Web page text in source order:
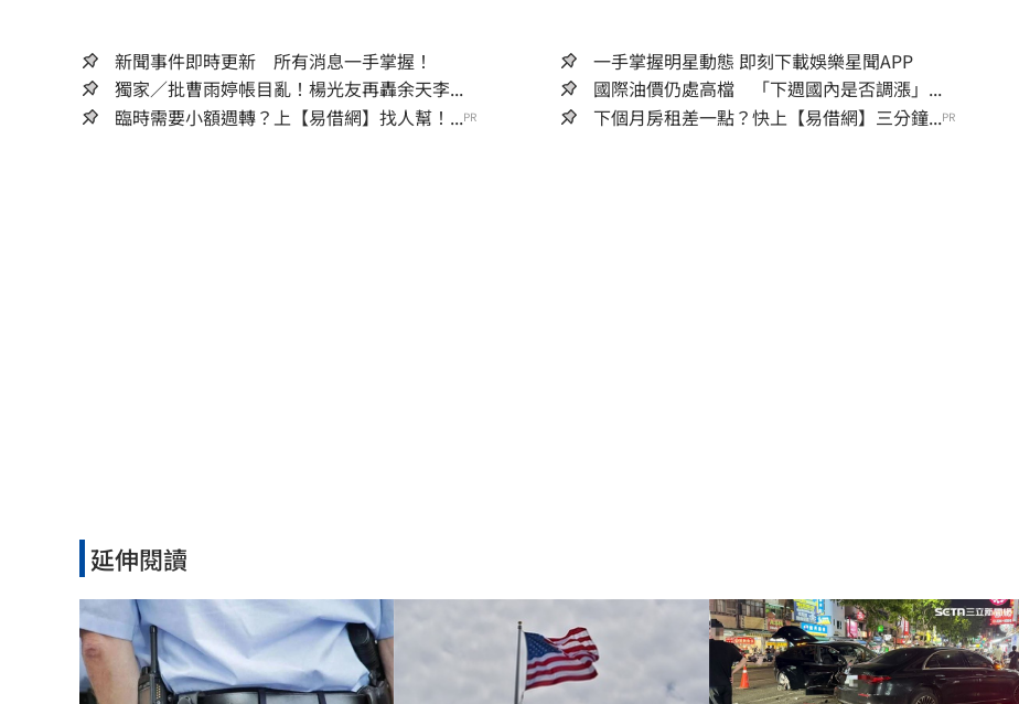
新聞事件即時更新 所有消息一手掌握！
一手掌握明星動態 即刻下載娛樂星聞APP
獨家／批曹雨婷帳目亂！楊光友再轟余天李...
國際油價仍處高檔 「下週國內是否調漲」...
臨時需要小額週轉？上【易借網】找人幫！...PR 下個月房租差一點？快上【易借網】三分鐘...PR
延伸閱讀